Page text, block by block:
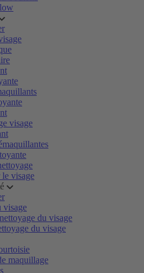
visage
visage
visage
du visage
du visage
maquillage